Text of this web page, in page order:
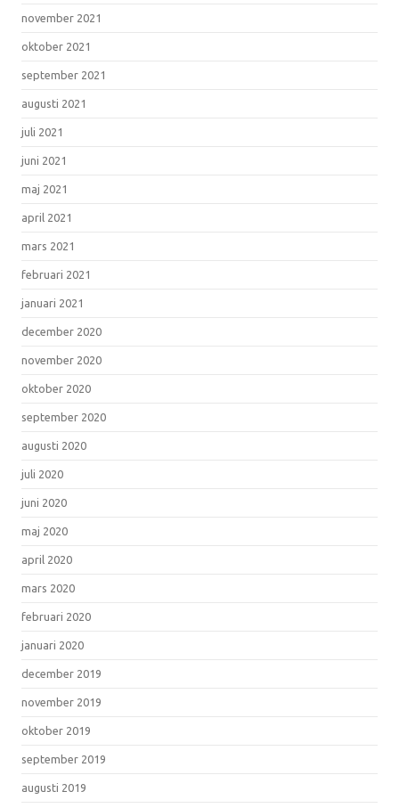
november 2021
oktober 2021
september 2021
augusti 2021
juli 2021
juni 2021
maj 2021
april 2021
mars 2021
februari 2021
januari 2021
december 2020
november 2020
oktober 2020
september 2020
augusti 2020
juli 2020
juni 2020
maj 2020
april 2020
mars 2020
februari 2020
januari 2020
december 2019
november 2019
oktober 2019
september 2019
augusti 2019